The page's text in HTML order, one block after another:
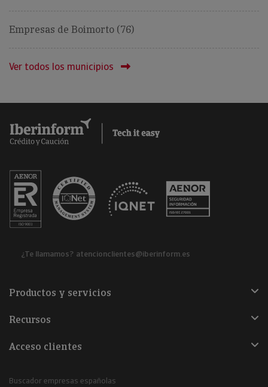
Empresas de Boimorto (76)
Ver todos los municipios
¿Te llamamos? atencionclientes@iberinform.es
Productos y servicios
Recursos
Acceso clientes
Buscador empresas españolas